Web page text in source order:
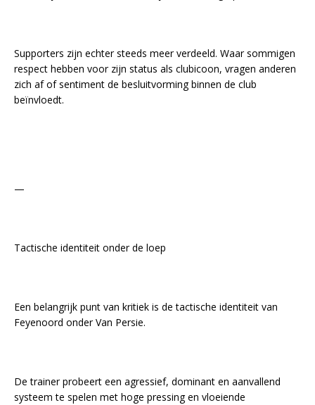
Supporters zijn echter steeds meer verdeeld. Waar sommigen
respect hebben voor zijn status als clubicoon, vragen anderen
zich af of sentiment de besluitvorming binnen de club
beïnvloedt.
—
Tactische identiteit onder de loep
Een belangrijk punt van kritiek is de tactische identiteit van
Feyenoord onder Van Persie.
De trainer probeert een agressief, dominant en aanvallend
systeem te spelen met hoge pressing en vloeiende